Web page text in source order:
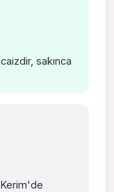
sakınca